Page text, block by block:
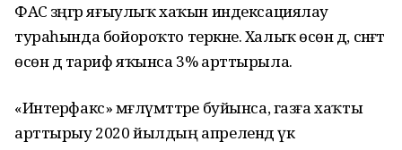
ФАС зәңгәр яғыулыҡ хаҡын индексациялау
тураһында бойороҡто теркәне. Халыҡ өсөн дә, сәнәғәт
өсөн дә тариф яҡынса 3% арттырыла.
«Интерфакс» мәғлүмәттәре буйынса, газға хаҡты
арттырыу 2020 йылдың апрелендә үк